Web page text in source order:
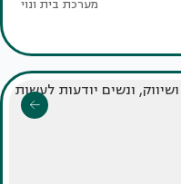
מערכת בית ונוי